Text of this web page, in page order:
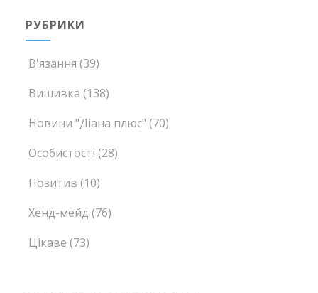
РУБРИКИ
В'язання (39)
Вишивка (138)
Новини "Діана плюс" (70)
Особистості (28)
Позитив (10)
Хенд-мейд (76)
Цікаве (73)